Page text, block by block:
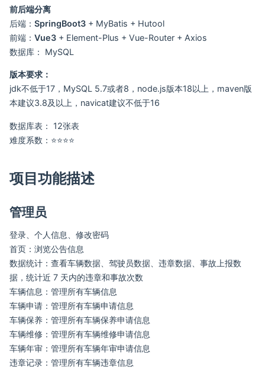
前后端分离
后端： SpringBoot3 + MyBatis + Hutool
前端： Vue3 + Element-Plus + Vue-Router + Axios
数据库： MySQL
版本要求：
jdk不低于17，MySQL 5.7或者8，node.js版本18以上，maven版
本建议3.8及以上，navicat建议不低于16
数据库表： 12张表
难度系数：⭐⭐⭐⭐
项目功能描述
管理员
登录、个人信息、修改密码
首页：浏览公告信息
数据统计：查看车辆数据、驾驶员数据、违章数据、事故上报数
据，统计近 7 天内的违章和事故次数
车辆信息：管理所有车辆信息
车辆申请：管理所有车辆申请信息
车辆保养：管理所有车辆保养申请信息
车辆维修：管理所有车辆维修申请信息
车辆年审：管理所有车辆年审申请信息
违章记录：管理所有车辆违章信息